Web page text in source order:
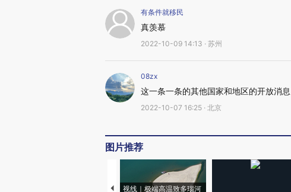
有条件就移民
真羡慕
2022-10-09 14:13 · 苏州
08zx
这一条一条的其他国家和地区的开放消
2022-10-07 16:25 · 北京
图片推荐
视线｜极端高温致多瑙河